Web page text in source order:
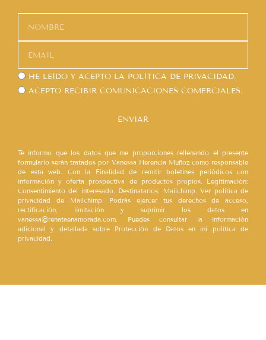
HE LEÍDO Y ACEPTO LA POLÍTICA DE PRIVACIDAD.
ACEPTO RECIBIR COMUNICACIONES COMERCIALES.
ENVIAR
Te informo que los datos que me proporciones rellenando el presente
formulario serán tratados por Vanessa Herencia Muñoz como responsable
de esta web. Con la Finalidad de remitir boletines periódicos con
información y oferta prospectiva de productos propios. Legitimación:
Consentimiento del interesado. Destinatarios: Mailchimp. Ver política de
privacidad de Mailchimp. Podrás ejercer tus derechos de acceso,
rectificación, limitación y suprimir los datos en
vanessa@renataenamorada.com. Puedes consultar la información
adicional y detallada sobre Protección de Datos en mi política de
privacidad.